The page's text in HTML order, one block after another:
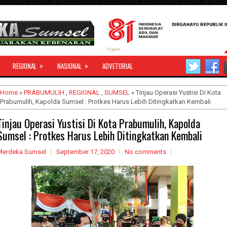
REGIONAL » NASIONAL » ADVETORIAL
Home » PRABUMULIH , REGIONAL , SUMSEL » Tinjau Operasi Yustisi Di Kota
Prabumulih, Kapolda Sumsel : Protkes Harus Lebih Ditingkatkan Kembali
Operasi Yustisi Di Kota Prabumulih, Kapolda
: Protkes Harus Lebih Ditingkatkan Kembali
Sumsel September 17, 2020 No comments